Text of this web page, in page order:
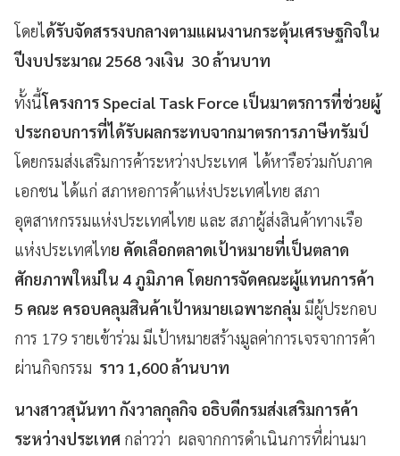
โดยได้รับจัดสรรงบกลางตามแผนงานกระตุ้นเศรษฐกิจใน
ปีงบประมาณ 2568 วงเงิน 30 ล้านบาท
ทั้งนี้โครงการ Special Task Force เป็นมาตรการที่ช่วยผู้
ประกอบการที่ได้รับผลกระทบจากมาตรการภาษีทรัมป์
โดยกรมส่งเสริมการค้าระหว่างประเทศ ได้หารือร่วมกับภาค
เอกชน ได้แก่ สภาหอการค้าแห่งประเทศไทย สภา
อุตสาหกรรมแห่งประเทศไทย และ สภาผู้ส่งสินค้าทางเรือ
แห่งประเทศไทย คัดเลือกตลาดเป้าหมายที่เป็นตลาด
ศักยภาพใหม่ใน 4 ภูมิภาค โดยการจัดคณะผู้แทนการค้า
5 คณะ ครอบคลุมสินค้าเป้าหมายเฉพาะกลุ่ม มีผู้ประกอบ
การ 179 รายเข้าร่วม มีเป้าหมายสร้างมูลค่าการเจรจาการค้า
ผ่านกิจกรรม ราว 1,600 ล้านบาท
นางสาวสุนันทา กังวาลกุลกิจ อธิบดีกรมส่งเสริมการค้า
ระหว่างประเทศ กล่าวว่า ผลจากการดำเนินการที่ผ่านมา